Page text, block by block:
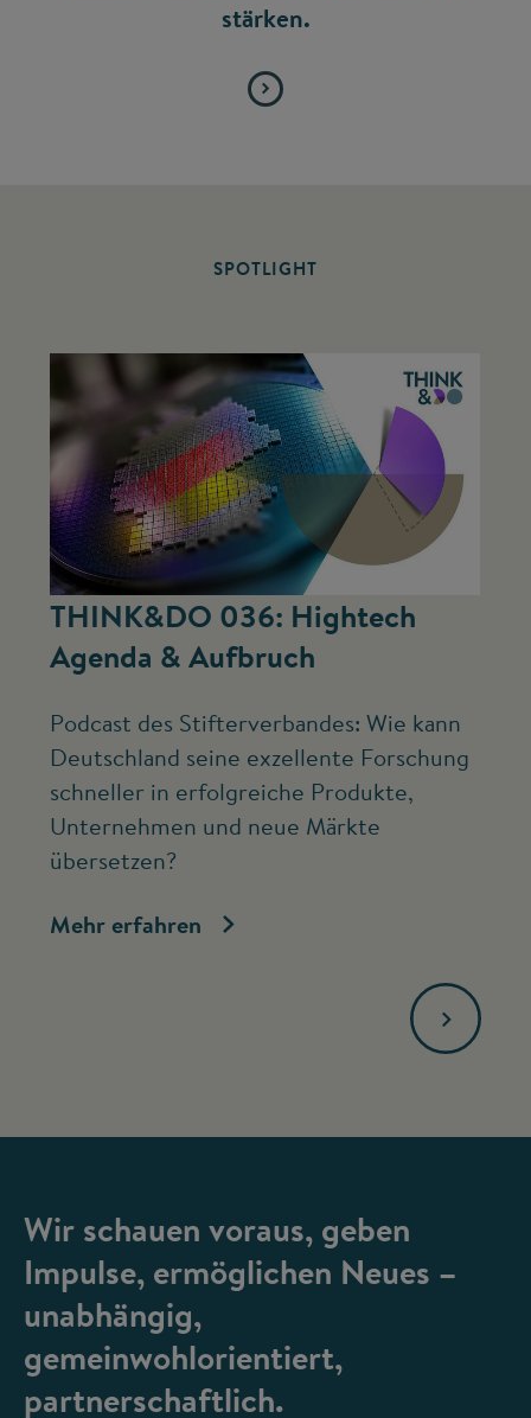
stärken.
SPOTLIGHT
THINK&DO 036: Hightech
Agenda & Aufbruch
Podcast des Stifterverbandes: Wie kann
Deutschland seine exzellente Forschung
schneller in erfolgreiche Produkte,
Unternehmen und neue Märkte
übersetzen?
Mehr erfahren
Wir schauen voraus, geben
Impulse, ermöglichen Neues –
unabhängig,
gemeinwohlorientiert,
partnerschaftlich.